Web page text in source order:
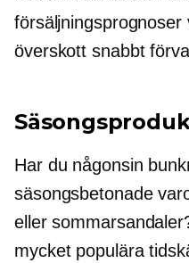
överskott snabbt
Har du någonsin
säsongsbetonade
eller
mycket populära